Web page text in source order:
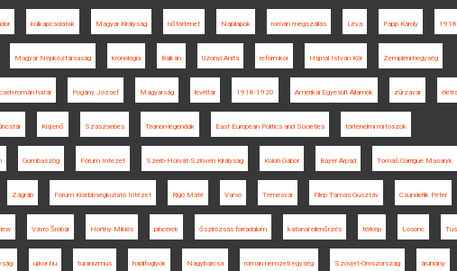
külkapcsolatok Magyar Királyság nőtörténet Napilapok román megszállás Léva Papp Károly
Magyar Népköztársaság kronológia Balkán Uzonyi Anita reformkor Hajnal István Kör Zempléni-hegység
cseh-román határ Pogány József Magyarság levéltár 1918-1920 Amerikai Egyesült Államok zűrzavar
Kisjenő Szászsebes Trianon-legendák East European Politics and Societies történelmi mítoszok
Gombaszög Fórum Intézet Szerb-Horvát-Szlovén Királyság Koloh Gábor Bayer Árpád Tomáš Garrigue Masaryk
Zágráb Fórum Kisebbségkutató Intézet Rigó Máté Varsó Temesvár Filep Tamás Gusztáv Csunderlik Péter
Vavro Šrobár Horthy Miklós pincérek őszirózsás forradalom katonai ellenőrzés térkép Losonc
ujkor.hu turanizmus hadifoglyok Nagybarcsa román nemzeti egység Szovjet-Oroszország áruhiány